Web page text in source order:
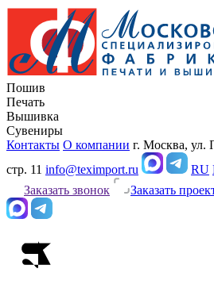
Пошив
Печать
Вышивка
Сувениры
Контакты О компании г. Москва, ул.
стр. 11 info@teximport.ru RU
Заказать звонок
Заказать